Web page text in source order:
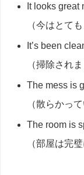
It looks great
（今はとて
It’s been
（掃除されま
The mess is
（散らかっ
The room is
（部屋は完